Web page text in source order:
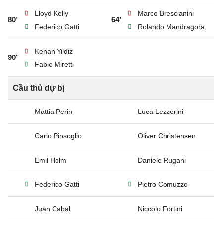
80’
Lloyd Kelly
Federico Gatti
64’
Marco Brescianini
Rolando Mandragora
90’
Kenan Yildiz
Fabio Miretti
Cầu thủ dự bị
Mattia Perin Luca Lezzerini
Carlo Pinsoglio Oliver Christensen
Emil Holm Daniele Rugani
Federico Gatti Pietro Comuzzo
Juan Cabal Niccolo Fortini